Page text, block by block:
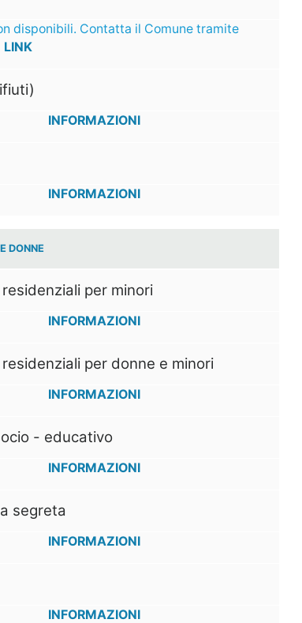
disponibili. Contatta il Comune tramite
LINK
INFORMAZIONI
INFORMAZIONI
DONNE
per minori
INFORMAZIONI
per donne e minori
INFORMAZIONI
- educativo
INFORMAZIONI
segreta
INFORMAZIONI
INFORMAZIONI